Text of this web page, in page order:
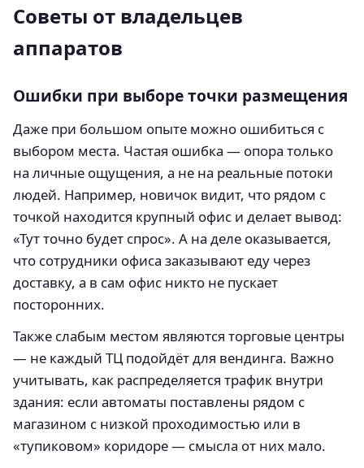
Советы от владельцев
аппаратов
Ошибки при выборе точки размещения
Даже при большом опыте можно ошибиться с
выбором места. Частая ошибка — опора только
на личные ощущения, а не на реальные потоки
людей. Например, новичок видит, что рядом с
точкой находится крупный офис и делает вывод:
«Тут точно будет спрос». А на деле оказывается,
что сотрудники офиса заказывают еду через
доставку, а в сам офис никто не пускает
посторонних.
Также слабым местом являются торговые центры
— не каждый ТЦ подойдёт для вендинга. Важно
учитывать, как распределяется трафик внутри
здания: если автоматы поставлены рядом с
магазином с низкой проходимостью или в
«тупиковом» коридоре — смысла от них мало.